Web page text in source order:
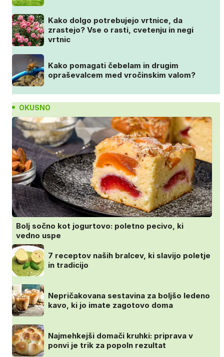
Kako dolgo potrebujejo vrtnice, da
zrastejo? Vse o rasti, cvetenju in negi
vrtnic
Kako pomagati čebelam in drugim
opraševalcem med vročinskim valom?
OKUSNO
Bolj sočno kot jogurtovo: poletno pecivo, ki
vedno uspe
7 receptov naših bralcev, ki slavijo poletje
in tradicijo
Nepričakovana sestavina za boljšo ledeno
kavo, ki jo imate zagotovo doma
Najmehkejši domači kruhki: priprava v
ponvi je trik za popoln rezultat